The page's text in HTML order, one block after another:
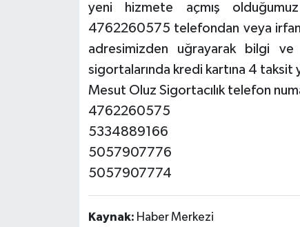
yeni hizmete açmış
4762260575 telefondan veya irfan
adresimizden uğrayarak bilgi
sigortalarında kredi kartına 4 taksit
Mesut Oluz Sigortacılık telefon
4762260575
5334889166
5057907776
5057907774
Kaynak: Haber Merkezi